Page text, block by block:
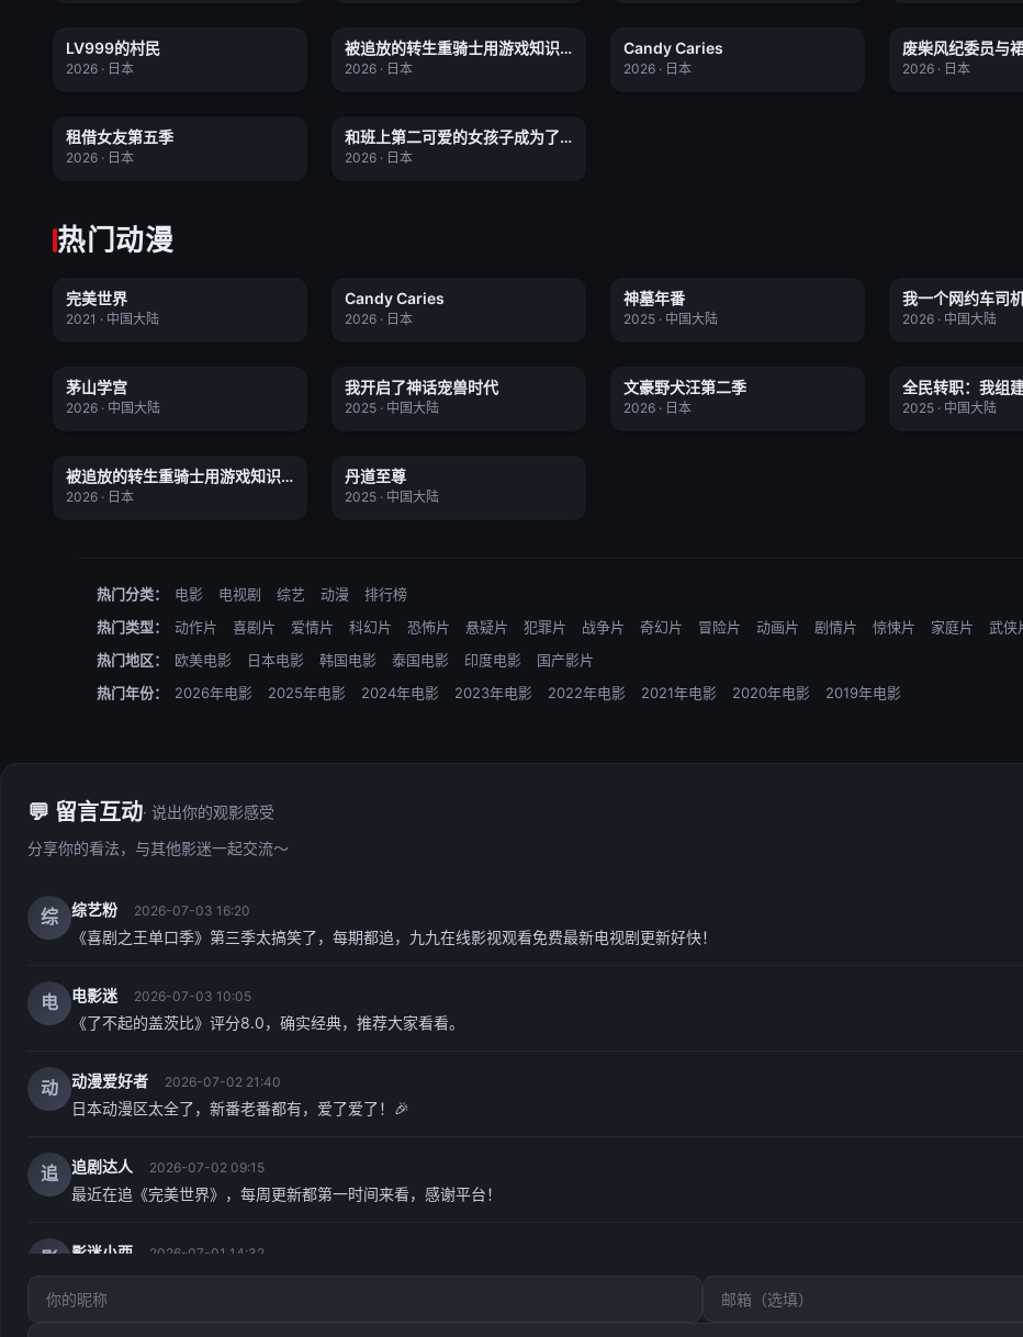
★ 0.0
LV999的村民
2026 · 日本
★ 0.0 更新至01集
被追放的转生重骑士用游戏知识
开无双
2026 · 日本
★ 0.0
Candy Caries
2026 · 日本
★ 0.0
废柴风纪委员与
的JK的故事
2026 · 日本
★ 0.0
租借女友第五季
2026 · 日本
★ 0.0 全12集
和班上第二可爱的女孩子成为了朋
和班上第二可爱的女孩子成为了
朋友
2026 · 日本
热门动漫
★ 7.1
完美世界
完美世界
2021 · 中国大陆
★ 0.0
Candy Caries
2026 · 日本
★ 4.0
神墓年番
2025 · 中国大陆
★ 0.0
我一个网约车司
了？
2026 · 中国大陆
★ 0.0
茅山学宫
2026 · 中国大陆
★ 0.0
我开启了神话宠兽时代
2025 · 中国大陆
★ 0.0
文豪野犬汪第二季
2026 · 日本
★ 0.0
全民转职：我组
2025 · 中国大陆
★ 0.0 更新至01集
被追放的转生重骑士用游戏知识开
被追放的转生重骑士用游戏知识
开无双
2026 · 日本
★ 0.0
丹道至尊
2025 · 中国大陆
热门分类： 电影 电视剧 综艺 动漫
排行榜
热门类型：
动作片 喜剧片 爱情片 科幻片 恐怖片 悬疑片 犯罪片 战争片 奇幻片 冒险片 动画片 剧情片 惊悚片 家庭片 武侠
热门地区：
欧美电影 日本电影 韩国电影 泰国电影 印度电影
国产影片
热门年份：
2026年电影 2025年电影 2024年电影 2023年电影 2022年电影 2021年电影 2020年电影 2019年电影
💬 留言互动· 说出你的观影感受
分享你的看法，与其他影迷一起交流～
综 综艺粉 2026-07-03 16:20
《喜剧之王单口季》第三季太搞笑了，每期都追，九九在线影视观看免费最新电视剧更新好快！
电 电影迷 2026-07-03 10:05
《了不起的盖茨比》评分8.0，确实经典，推荐大家看看。
动 动漫爱好者 2026-07-02 21:40
日本动漫区太全了，新番老番都有，爱了爱了！🎉
追 追剧达人 2026-07-02 09:15
最近在追《完美世界》，每周更新都第一时间来看，感谢平台！
影 影迷小西 2026-07-01 14:32
九九在线影视观看免费最新电视剧太好用了！资源更新快，画质也清晰，必须好评！👍